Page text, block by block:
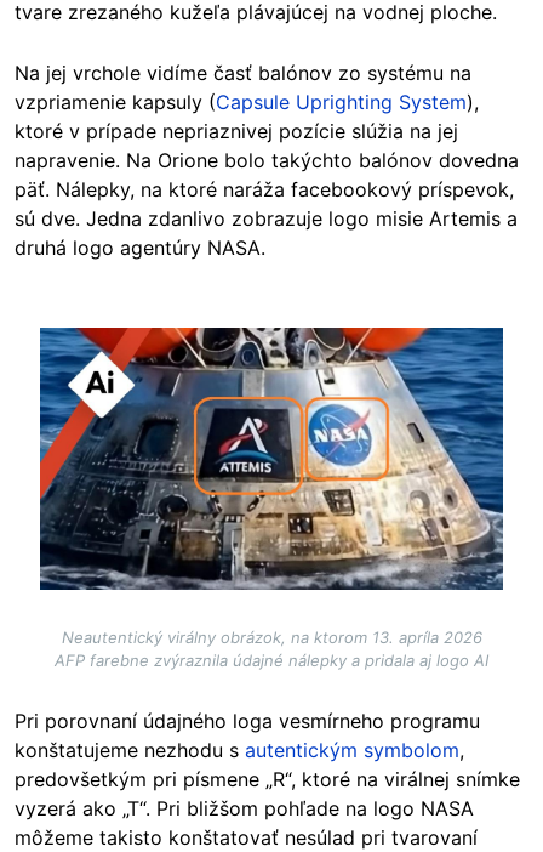
tvare zrezaného kužeľa plávajúcej na vodnej ploche.
Na jej vrchole vidíme časť balónov zo systému na
vzpriamenie kapsuly (Capsule Uprighting System),
ktoré v prípade nepriaznivej pozície slúžia na jej
napravenie. Na Orione bolo takýchto balónov dovedna
päť. Nálepky, na ktoré naráža facebookový príspevok,
sú dve. Jedna zdanlivo zobrazuje logo misie Artemis a
druhá logo agentúry NASA.
Image
Neautentický virálny obrázok, na ktorom 13. apríla 2026
AFP farebne zvýraznila údajné nálepky a pridala aj logo AI
Pri porovnaní údajného loga vesmírneho programu
konštatujeme nezhodu s autentickým symbolom,
predovšetkým pri písmene „R“, ktoré na virálnej snímke
vyzerá ako „T“. Pri bližšom pohľade na logo NASA
môžeme takisto konštatovať nesúlad pri tvarovaní